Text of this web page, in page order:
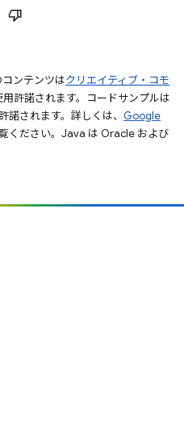
ンテンツはクリエイティブ・コモ
用許諾されます。コードサンプルは
諾されます。詳しくは、 Google
ください。Java は Oracle および